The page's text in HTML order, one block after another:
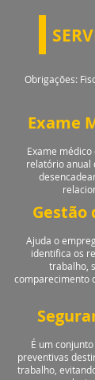
Obrigações:
Exame
Exame médico
relatório anual
Gestão
Ajuda o
identifica os
trabalho,
comparecimento
É um
preventivas
trabalho,